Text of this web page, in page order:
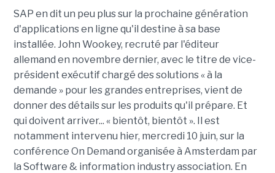
SAP en dit un peu plus sur la prochaine génération
d'applications en ligne qu'il destine à sa base
installée. John Wookey, recruté par l'éditeur
allemand en novembre dernier, avec le titre de vice-
président exécutif chargé des solutions « à la
demande » pour les grandes entreprises, vient de
donner des détails sur les produits qu'il prépare. Et
qui doivent arriver... « bientôt, bientôt ». Il est
notamment intervenu hier, mercredi 10 juin, sur la
conférence On Demand organisée à Amsterdam par
la Software & information industry association. En